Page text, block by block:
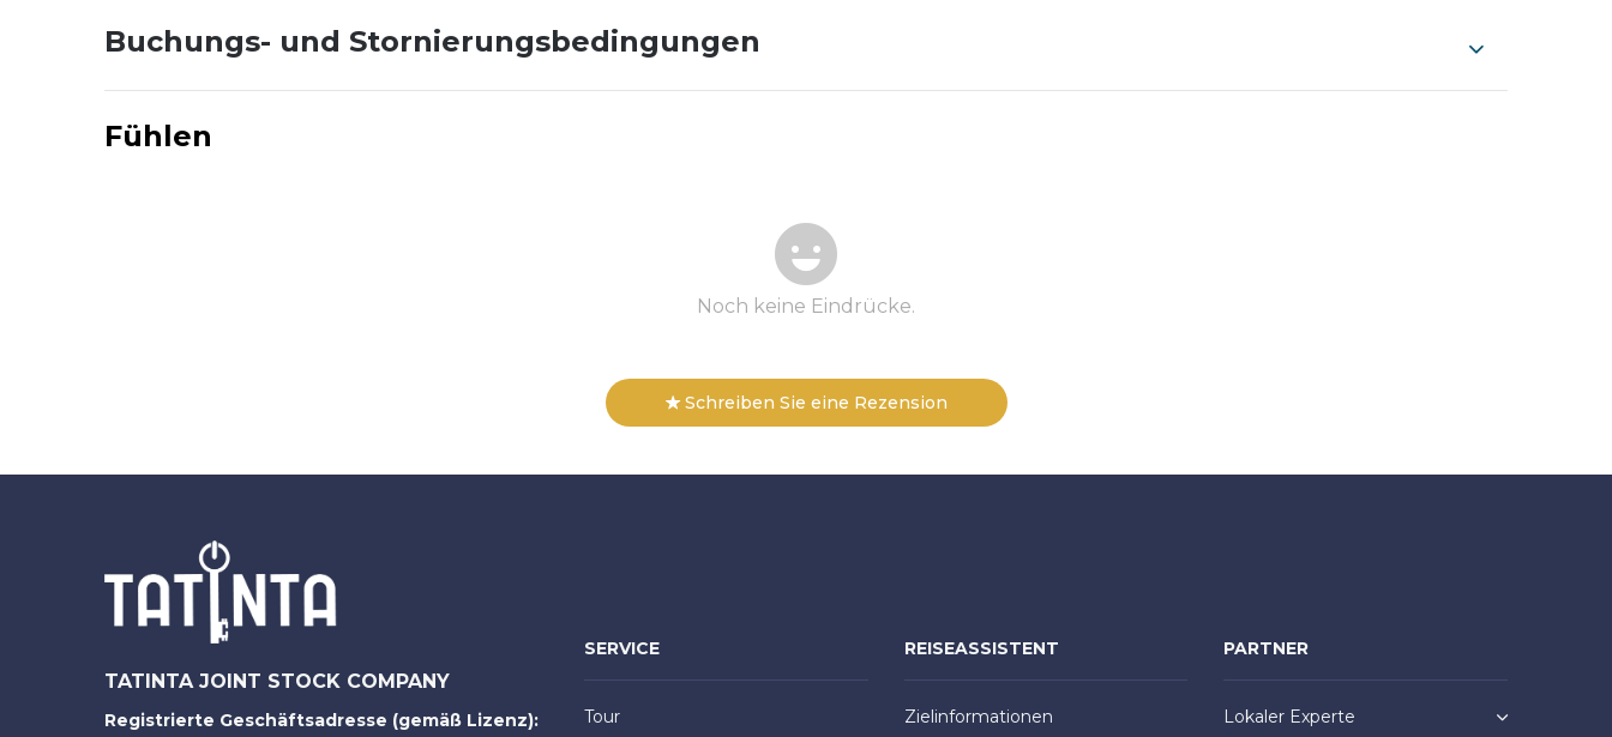
Buchungs- und Stornierungsbedingungen
Fühlen
Noch keine Eindrücke.
Schreiben Sie eine Rezension
TATINTA JOINT STOCK COMPANY
Registrierte Geschäftsadresse (gemäß Lizenz):
SERVICE
Tour
REISEASSISTENT
Zielinformationen
PARTNER
Lokaler Experte